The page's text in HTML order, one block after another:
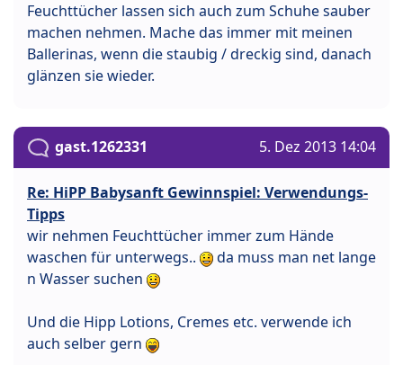
Feuchttücher lassen sich auch zum Schuhe sauber
machen nehmen. Mache das immer mit meinen
Ballerinas, wenn die staubig / dreckig sind, danach
glänzen sie wieder.
gast.1262331 5. Dez 2013 14:04
Re: HiPP Babysanft Gewinnspiel: Verwendungs-
Tipps
wir nehmen Feuchttücher immer zum Hände
waschen für unterwegs..
da muss man net lange
n Wasser suchen
Und die Hipp Lotions, Cremes etc. verwende ich
auch selber gern